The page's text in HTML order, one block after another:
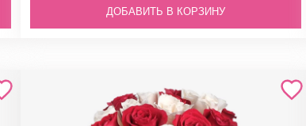
ДОБАВИТЬ В КОРЗИНУ